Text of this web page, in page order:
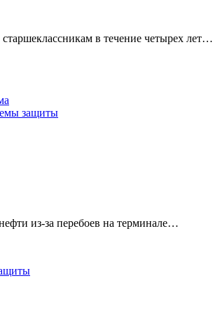
в течение четырех лет…
защиты
из-за перебоев на терминале…